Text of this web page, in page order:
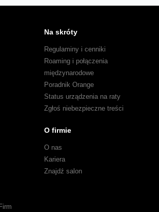
Na skróty
Regulaminy i cenniki
Roaming i połączenia
międzynarodowe
Poradnik Orange
Status urządzenia na raty
Zgłoś niebezpieczne treści
O firmie
O nas
Kariera
Znajdź salon